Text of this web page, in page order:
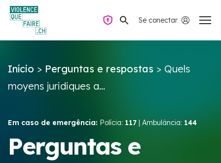
Se conectar
Perguntas e respostas
Violência no casal
Navegação privada
Início > Perguntas e respostas > Quels
moyens juridiques a...
Em caso de emergência: Polícia: 117 | Ambulância: 144
Perguntas e